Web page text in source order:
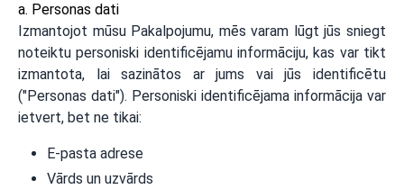
a. Personas dati
Izmantojot mūsu Pakalpojumu, mēs varam lūgt jūs sniegt
noteiktu personiski identificējamu informāciju, kas var tikt
izmantota, lai sazinātos ar jums vai jūs identificētu
("Personas dati"). Personiski identificējama informācija var
ietvert, bet ne tikai:
E-pasta adrese
Vārds un uzvārds